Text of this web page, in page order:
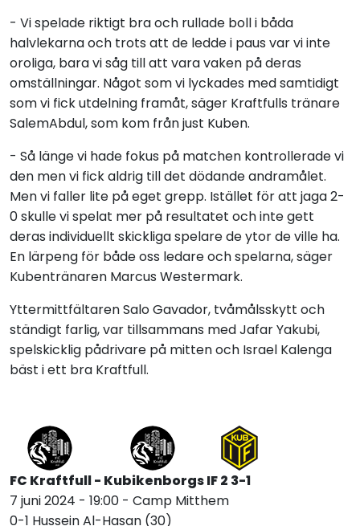
- Vi spelade riktigt bra och rullade boll i båda
halvlekarna och trots att de ledde i paus var vi inte
oroliga, bara vi såg till att vara vaken på deras
omställningar. Något som vi lyckades med samtidigt
som vi fick utdelning framåt, säger Kraftfulls tränare
SalemAbdul, som kom från just Kuben.
- Så länge vi hade fokus på matchen kontrollerade vi
den men vi fick aldrig till det dödande andramålet.
Men vi faller lite på eget grepp. Istället för att jaga 2-
0 skulle vi spelat mer på resultatet och inte gett
deras individuellt skickliga spelare de ytor de ville ha.
En lärpeng för både oss ledare och spelarna, säger
Kubentränaren Marcus Westermark.
Yttermittfältaren Salo Gavador, tvåmålsskytt och
ständigt farlig, var tillsammans med Jafar Yakubi,
spelskicklig pådrivare på mitten och Israel Kalenga
bäst i ett bra Kraftfull.
FC Kraftfull - Kubikenborgs IF 2 3-1
7 juni 2024 - 19:00 - Camp Mitthem
0-1 Hussein Al-Hasan (30)